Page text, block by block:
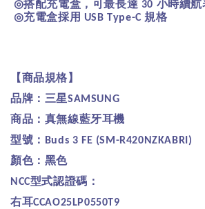
◎搭配充電盒，可最長達 30 小時續航
◎充電盒採用 USB Type-C 規格
【商品規格】
品牌：三星SAMSUNG
商品：真無線藍牙耳機
型號：
Buds 3 FE (SM-R420NZKABRI)
顏色：黑色
NCC型式認證碼：
右耳CCAO25LP0550T9